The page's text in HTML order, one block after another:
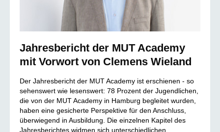
Jahresbericht der MUT Academy
mit Vorwort von Clemens Wieland
Der Jahresbericht der MUT Academy ist erschienen - so
sehenswert wie lesenswert: 78 Prozent der Jugendlichen,
die von der MUT Academy in Hamburg begleitet wurden,
haben eine gesicherte Perspektive für den Anschluss,
überwiegend in Ausbildung. Die einzelnen Kapitel des
Jahresberichtes widmen sich unterschiedlichen